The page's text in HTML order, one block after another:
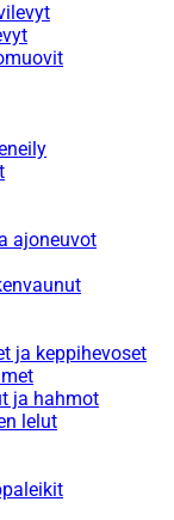
ajoneuvot
ja keppihevoset
ja hahmot
lelut